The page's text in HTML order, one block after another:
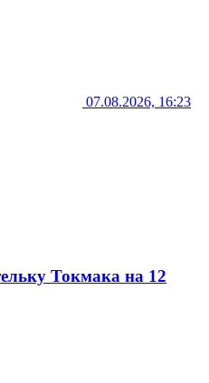
07.08.2026, 16:23
Токмака на 12